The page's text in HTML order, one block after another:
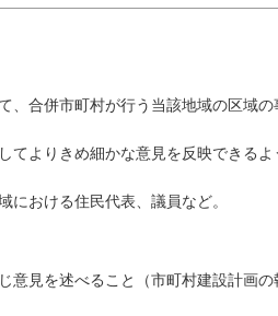
、合併市町村が行う当該地域の区域
てよりきめ細かな意見を反映できる
における住民代表、議員など。
意見を述べること（市町村建設計画